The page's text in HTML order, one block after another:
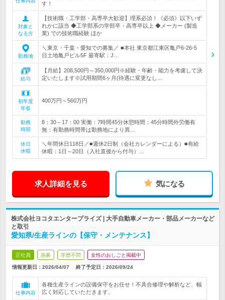
す！
対象と
なる方
【技術職・工学部・高専卒大歓迎】理系必須！《必須》以下いず
れかに該当 ◆工学部系の学部卒・高専卒以上 ◆メーカー (製造
業) での技術職経験 ほか
勤務地
＼東京・千葉・愛知での募集／ ■本社 東京都江東区亀戸6-26-5
日土地亀戸ビル5F 最寄駅：J…
給与
【月給】208,500円～350,000円※経験・年齢・能力を考慮して決
定いたします※試用期間6ヶ月(待遇に変更なし…
初年度
年収
400万円～560万円
勤務
時間
8：30～17：00 実働：7時間45分休憩時間：45分時間外労働有
無：有勤務時間帯は勤務地により異…
休日
休暇
＼年間休日118日／■週休2日制（会社カレンダーによる）■有給
休暇：1日～20日（入社直後から付与）…
求人詳細を見る 気になる
株式会社ヨコタエンタープライズ | 大手自動車メーカー・部品メーカーなど
と取引
愛知県/生産ラインの【保守・メンテナンス】
正社員 急募 学歴不問 女性のおしごと掲載中
情報更新日：2026/04/07 終了予定日： 2026/09/24
仕事内容
各種生産ラインの設備保守をお任せ！不具合修理や解析など、幅
広く対応していただきます。